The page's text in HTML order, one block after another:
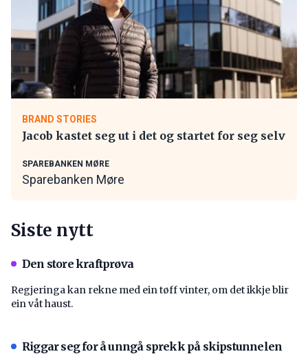
BRAND STORIES
Jacob kastet seg ut i det og startet for seg selv
SPAREBANKEN MØRE
Sparebanken Møre
Siste nytt
Den store kraftprøva
Regjeringa kan rekne med ein tøff vinter, om det ikkje blir
ein våt haust.
Riggar seg for å unngå sprekk på skipstunnelen